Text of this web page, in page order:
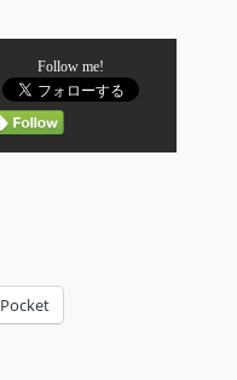
Follow me!
Pocket